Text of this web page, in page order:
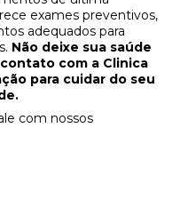
exames preventivos,
adequados para
Não deixe sua saúde
com a Clinica
para cuidar do seu
com nossos